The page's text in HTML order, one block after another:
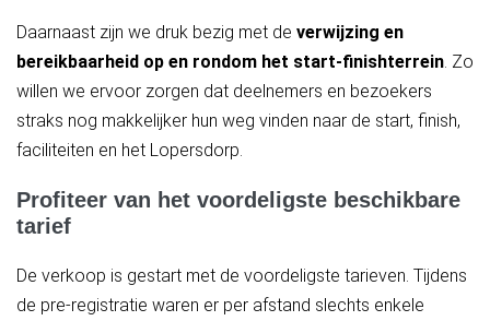
Daarnaast zijn we druk bezig met de verwijzing en
bereikbaarheid op en rondom het start-finishterrein. Zo
willen we ervoor zorgen dat deelnemers en bezoekers
straks nog makkelijker hun weg vinden naar de start, finish,
faciliteiten en het Lopersdorp.
Profiteer van het voordeligste beschikbare
tarief
De verkoop is gestart met de voordeligste tarieven. Tijdens
de pre-registratie waren er per afstand slechts enkele